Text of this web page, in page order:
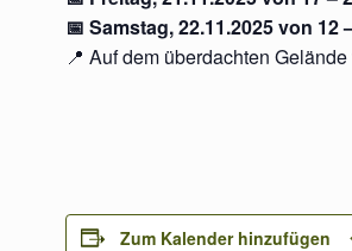
📅 Samstag, 22.11.2025 von 12
📍 Auf dem überdachten Gelände
Zum Kalender hinzufügen